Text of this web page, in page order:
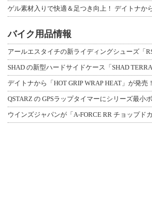
バイク用品情報
SHAD の新型ハードサイドケース「SHAD
デイトナから「HOT GRIP WRAP HEAT」が発
QSTARZ の GPSラップタイマーにシリーズ最小
ウインズジャパンが「A-FORCE RR チョップド